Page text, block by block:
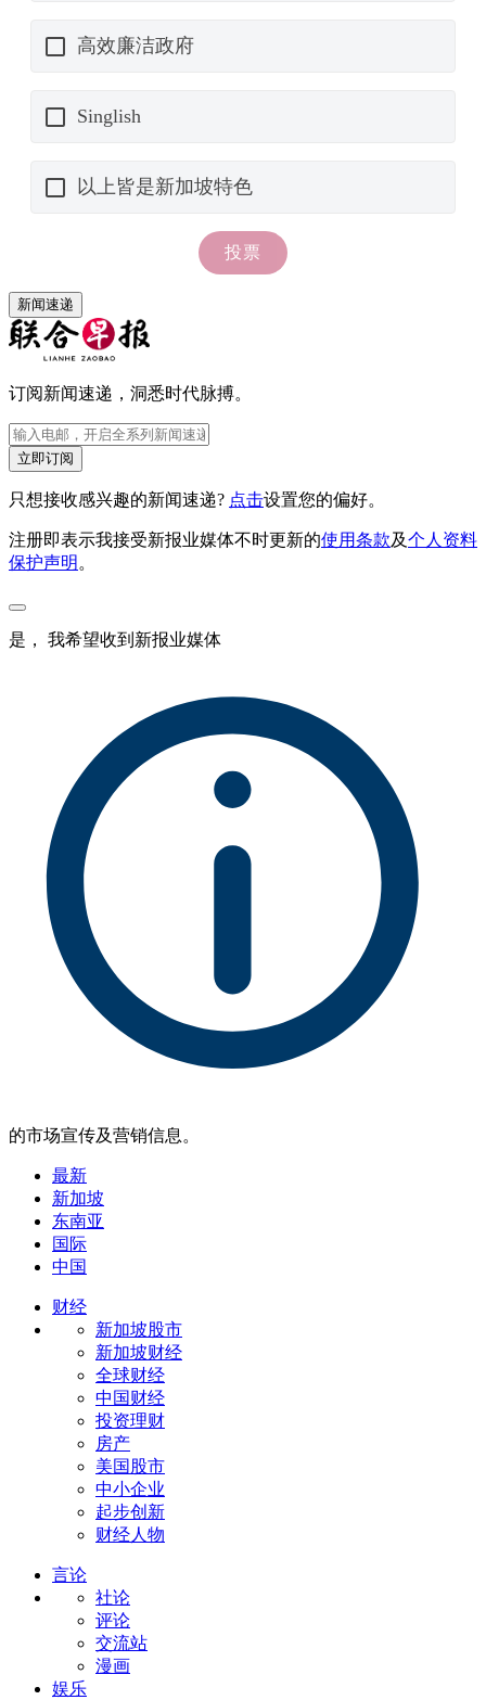
新闻速递
订阅新闻速递，洞悉时代脉搏。
立即订阅
只想接收感兴趣的新闻速递? 点击设置您的偏好。
注册即表示我接受新报业媒体不时更新的使用条款及个人资料
保护声明 。
是， 我希望收到新报业媒体
的市场宣传及营销信息。
最新
新加坡
东南亚
国际
中国
财经
新加坡股市
新加坡财经
全球财经
中国财经
投资理财
房产
美国股市
中小企业
起步创新
财经人物
言论
社论
评论
交流站
漫画
娱乐